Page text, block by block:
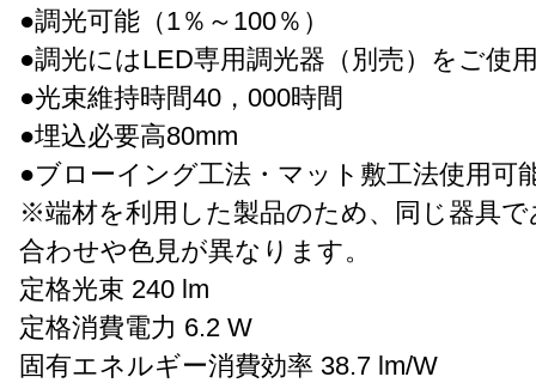
●調光可能（1％～100％）
●調光にはLED専用調光器（別売）をご使
●光束維持時間40，000時間
●埋込必要高80mm
●ブローイング工法・マット敷工法使用可
※端材を利用した製品のため、同じ器具
合わせや色見が異なります。
定格光束 240 lm
定格消費電力 6.2 W
固有エネルギー消費効率 38.7 lm/W